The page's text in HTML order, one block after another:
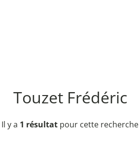
Touzet Frédéric
Il y a 1 résultat pour cette recherche